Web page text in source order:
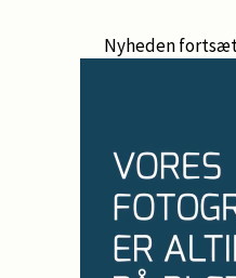
Nyheden